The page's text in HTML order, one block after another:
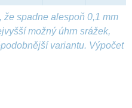
spadne alespoň 0,1 mm
možný úhrn srážek,
variantu. Výpočet